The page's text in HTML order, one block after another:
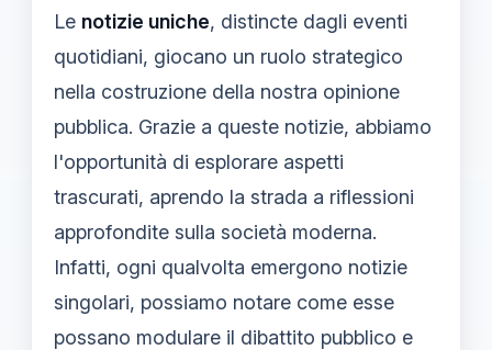
Le notizie uniche, distincte dagli eventi
quotidiani, giocano un ruolo strategico
nella costruzione della nostra opinione
pubblica. Grazie a queste notizie, abbiamo
l'opportunità di esplorare aspetti
trascurati, aprendo la strada a riflessioni
approfondite sulla società moderna.
Infatti, ogni qualvolta emergono notizie
singolari, possiamo notare come esse
possano modulare il dibattito pubblico e